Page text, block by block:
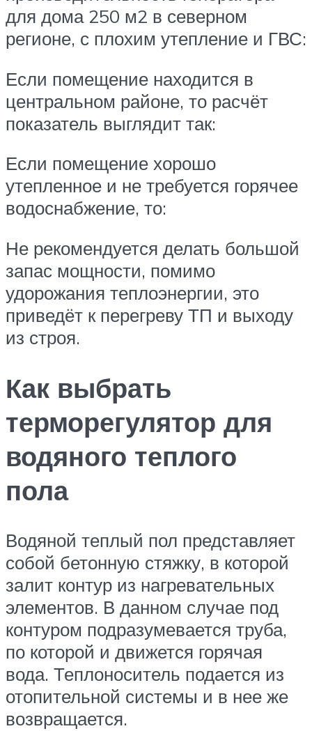
для дома 250 м2 в северном
регионе, с плохим утепление и ГВС:
Если помещение находится в
центральном районе, то расчёт
показатель выглядит так:
Если помещение хорошо
утепленное и не требуется горячее
водоснабжение, то:
Не рекомендуется делать большой
запас мощности, помимо
удорожания теплоэнергии, это
приведёт к перегреву ТП и выходу
из строя.
Как выбрать
терморегулятор для
водяного теплого
пола
Водяной теплый пол представляет
собой бетонную стяжку, в которой
залит контур из нагревательных
элементов. В данном случае под
контуром подразумевается труба,
по которой и движется горячая
вода. Теплоноситель подается из
отопительной системы и в нее же
возвращается.